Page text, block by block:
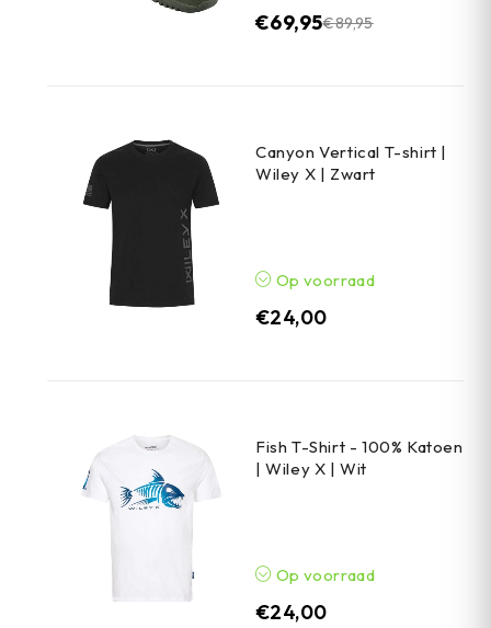
€89,95
€69,95
Canyon Vertical T-shirt |
Wiley X | Zwart
Op voorraad
€24,00
Fish T-Shirt - 100% Katoen
| Wiley X | Wit
Op voorraad
€24,00